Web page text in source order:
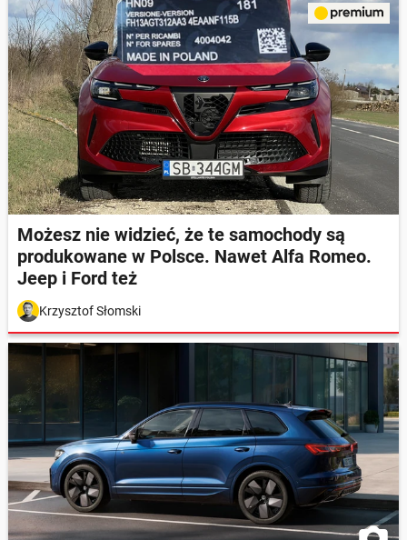
Możesz nie widzieć, że te samochody są
produkowane w Polsce. Nawet Alfa Romeo.
Jeep i Ford też
Krzysztof Słomski